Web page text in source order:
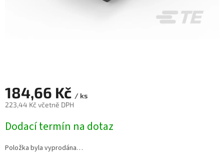
184,66 Kč / ks
223,44 Kč včetně DPH
cena:
Dodací termín na dotaz
Položka byla vyprodána…